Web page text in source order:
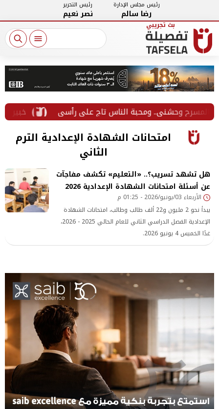
رئيس مجلس الإدارة
رضا سالم
رئيس التحرير
نصر نعيم
خبير
امتحانات الشهادة الإعدادية الترم
الثاني
هل تشهد تسريب؟.. «التعليم» تكشف مفاجآت
عن أسئلة امتحانات الشهادة الإعدادية 2026
الأربعاء 03/يونيو/2026 - 01:25 م
يبدأ نحو 2 مليون و22 ألف طالب وطالب، امتحانات الشهادة
الإعدادية الفصل الدراسي الثاني للعام الحالي 2025 - 2026،
غدًا الخميس 4 يونيو 2026.